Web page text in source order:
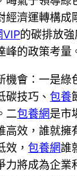
經濟運轉構成
VIP的碳排放
峰的政策考量
機會：一是綠
碳技巧、包養
二包養網是市
高效，誰就擁
效，包養網誰
力將成為企業